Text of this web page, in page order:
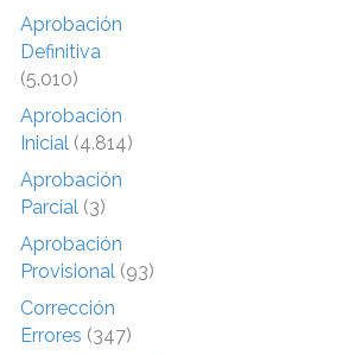
Aprobación
Definitiva
(5.010)
Aprobación
Inicial (4.814)
Aprobación
Parcial (3)
Aprobación
Provisional (93)
Corrección
Errores (347)